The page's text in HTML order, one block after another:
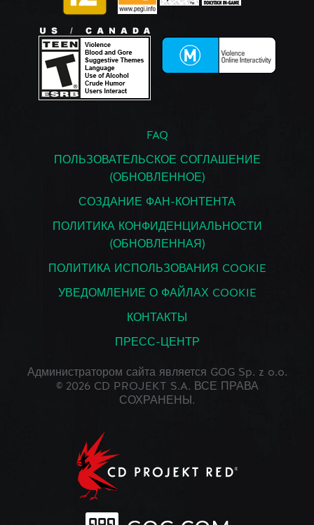
FAQ
ПОЛЬЗОВАТЕЛЬСКОЕ СОГЛАШЕНИЕ
(ОБНОВЛЕННОЕ)
СОЗДАНИЕ ФАН-КОНТЕНТА
ПОЛИТИКА КОНФИДЕНЦИАЛЬНОСТИ
(ОБНОВЛЕННАЯ)
ПОЛИТИКА ИСПОЛЬЗОВАНИЯ COOKIE
УВЕДОМЛЕНИЕ О ФАЙЛАХ COOKIE
КОНТАКТЫ
ПРЕСС-ЦЕНТР
Администратором сайта является GOG Sp. z o.o.
© 2026 CD PROJEKT S.A. ВСЕ ПРАВА
СОХРАНЕНЫ.